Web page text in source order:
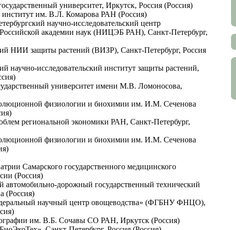
университет, Иркутск, Россия (Россия)
институт им. В.Л. Комарова РАН (Россия)
научно-исследовательский центр
Российской академии наук (НИЦЭБ РАН), Санкт-Петербург,
НИИ защиты растений (ВИЗР), Санкт-Петербург, Россия
научно-исследовательский институт защиты растений,
университет имени М.В. Ломоносова,
физиологии и биохимии им. И.М. Сеченова
региональной экономики РАН, Санкт-Петербург,
физиологии и биохимии им. И.М. Сеченова
Самарского государственного медицинского
(Россия)
автомобильно-дорожный государственный технический
(Россия)
научный центр овощеводства» (ФГБНУ ФНЦО),
им. В.Б. Сочавы СО РАН, Иркутск (Россия)